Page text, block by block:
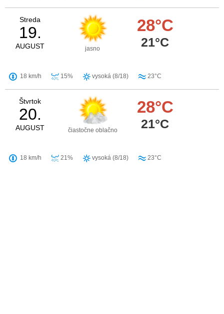
Streda
19.
AUGUST jasno
28°C
21°C
18 km/h 15% vysoká (8/18) 23°C
Štvrtok
20.
AUGUST čiastočne oblačno
28°C
21°C
18 km/h 21% vysoká (8/18) 23°C